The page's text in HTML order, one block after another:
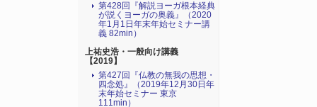
第428回『解説ヨーガ根本経典
が説くヨーガの奥義』（2020
年1月1日年末年始セミナー講
義 82min）
上祐史浩・一般向け講義
【2019】
第427回『仏教の無我の思想・
四念処』（2019年12月30日年
末年始セミナー 東京
111min）